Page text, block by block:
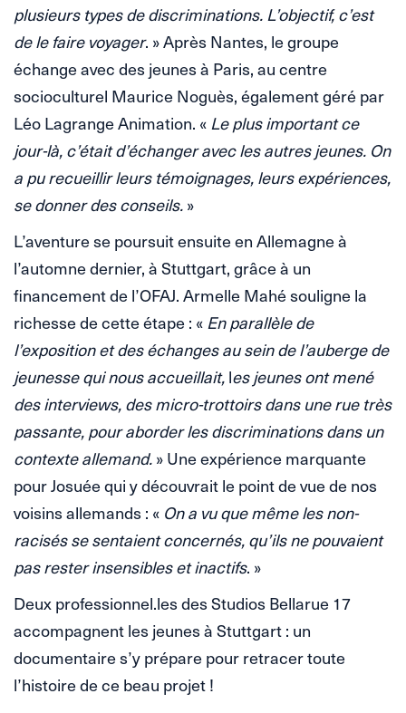
plusieurs types de discriminations. L’objectif, c’est
de le faire voyager. » Après Nantes, le groupe
échange avec des jeunes à Paris, au centre
socioculturel Maurice Noguès, également géré par
Léo Lagrange Animation. «Le plus important ce
jour-là, c’était d’échanger avec les autres jeunes. On
a pu recueillir leurs témoignages, leurs expériences,
se donner des conseils.»
L’aventure se poursuit ensuite en Allemagne à
l’automne dernier, à Stuttgart, grâce à un
financement de l’OFAJ. Armelle Mahé souligne la
richesse de cette étape : «En parallèle de
l’exposition et des échanges au sein de l’auberge de
jeunesse qui nous accueillait,les jeunes ont mené
des interviews, des micro-trottoirs dans une rue très
passante, pour aborder les discriminations dans un
contexte allemand.» Une expérience marquante
pour Josuée qui y découvrait le point de vue de nos
voisins allemands : « On a vu que même les non-
racisés se sentaient concernés, qu’ils ne pouvaient
pas rester insensibles et inactifs. »
Deux professionnel.les des Studios Bellarue 17
accompagnent les jeunes à Stuttgart : un
documentaire s’y prépare pour retracer toute
l’histoire de ce beau projet !